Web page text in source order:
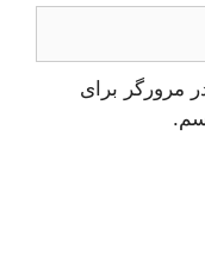
مرورگر برای